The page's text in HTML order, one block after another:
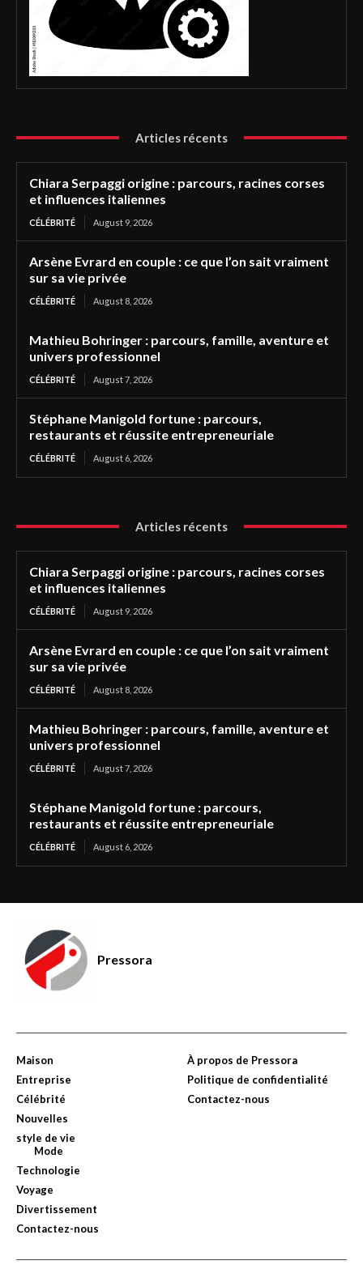
Articles récents
Chiara Serpaggi origine : parcours, racines corses
et influences italiennes
CÉLÉBRITÉ August 9, 2026
Arsène Evrard en couple : ce que l’on sait vraiment
sur sa vie privée
CÉLÉBRITÉ August 8, 2026
Mathieu Bohringer : parcours, famille, aventure et
univers professionnel
CÉLÉBRITÉ August 7, 2026
Stéphane Manigold fortune : parcours,
restaurants et réussite entrepreneuriale
CÉLÉBRITÉ August 6, 2026
Articles récents
Chiara Serpaggi origine : parcours, racines corses
et influences italiennes
CÉLÉBRITÉ August 9, 2026
Arsène Evrard en couple : ce que l’on sait vraiment
sur sa vie privée
CÉLÉBRITÉ August 8, 2026
Mathieu Bohringer : parcours, famille, aventure et
univers professionnel
CÉLÉBRITÉ August 7, 2026
Stéphane Manigold fortune : parcours,
restaurants et réussite entrepreneuriale
CÉLÉBRITÉ August 6, 2026
Pressora
Maison
Entreprise
Célébrité
Nouvelles
style de vie
Mode
Technologie
Voyage
Divertissement
Contactez-nous
À propos de Pressora
Politique de confidentialité
Contactez-nous